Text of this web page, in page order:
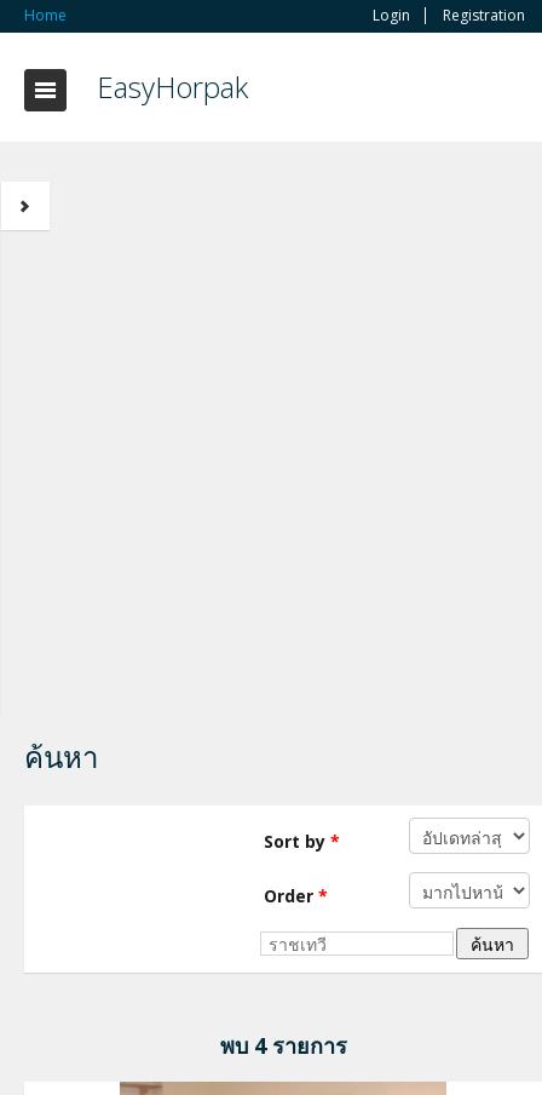
Home Login Registration
EasyHorpak
ค้นหา
Sort by *
Order *
พบ 4 รายการ